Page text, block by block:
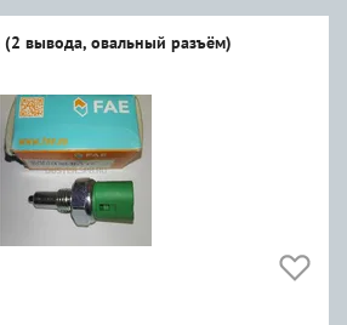
(2 вывода, овальный разъём)